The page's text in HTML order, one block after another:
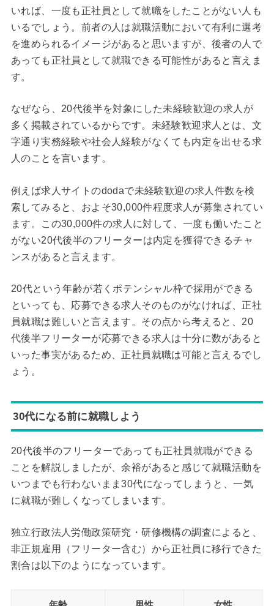
いれば、一度も正社員として就職をしたことがない人も
いるでしょう。前者の人は就職活動において有利に選考
を進められるイメージがあると思いますが、後者の人で
あっても正社員として就職できる可能性があると言えま
す。
なぜなら、20代後半を対象にした未経験歓迎の求人が
多く掲載されているからです。未経験歓迎求人とは、文
字通り実務経験や社会人経験がなくても内定を出せる求
人のことを言います。
例えば求人サイトのdodaで未経験歓迎の求人件数を検
索してみると、およそ30,000件程度求人が募集されてい
ます。この30,000件の求人に対して、一度も働いたこと
がない20代後半のフリーターは内定を獲得できるチャ
ンスがあると言えます。
20代という年齢が若くポテンシャル枠で採用ができる
といっても、応募できる求人そのものがなければ、正社
員就職は難しいと言えます。その点から考えると、20
代後半フリーターが応募できる求人は十分に数があると
いった事実があるため、正社員就職は可能と言えるでし
ょう。
30代になる前に就職しよう
20代後半のフリーターであっても正社員就職ができる
ことを解説しましたが、余裕があると感じて就職活動を
いつまでも行わないまま30代になってしまうと、一気
に就職が難しくなってしまいます。
独立行政法人労働政策研究・研修機構の調査によると、
非正規雇用（フリーター含む）から正社員に移行できた
割合は以下のようになっています。